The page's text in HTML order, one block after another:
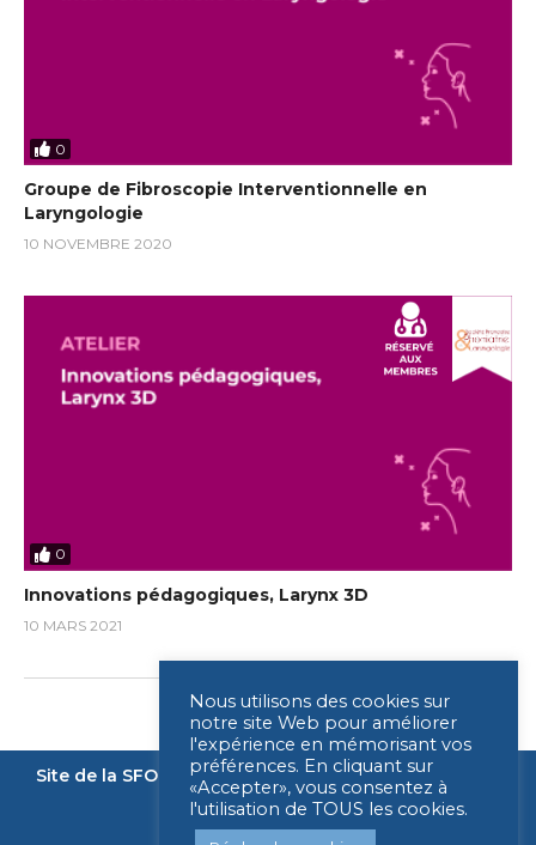
0
Groupe de Fibroscopie Interventionnelle en
Laryngologie
10 NOVEMBRE 2020
0
Innovations pédagogiques, Larynx 3D
10 MARS 2021
Site de la SFORL Nous contacter Mentions légales
Nous utilisons des cookies sur
notre site Web pour améliorer
l'expérience en mémorisant vos
préférences. En cliquant sur
«Accepter», vous consentez à
l'utilisation de TOUS les cookies.